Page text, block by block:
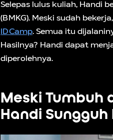
Selepas lulus kuliah, Handi
(BMKG). Meski sudah
IDCamp. Semua itu
Hasilnya? Handi dapat
diperolehnya.
Meski Tumbuh
Handi Sungguh